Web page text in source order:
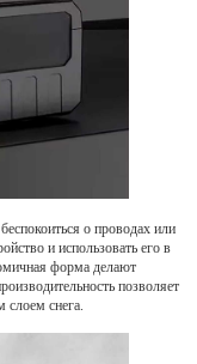
о проводах или
и использовать его в
форма делают
позволяет
слоем снега.